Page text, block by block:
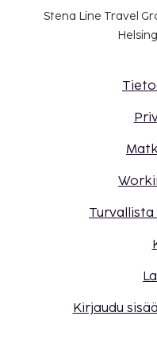
Stena Line Travel
Kirjaudu